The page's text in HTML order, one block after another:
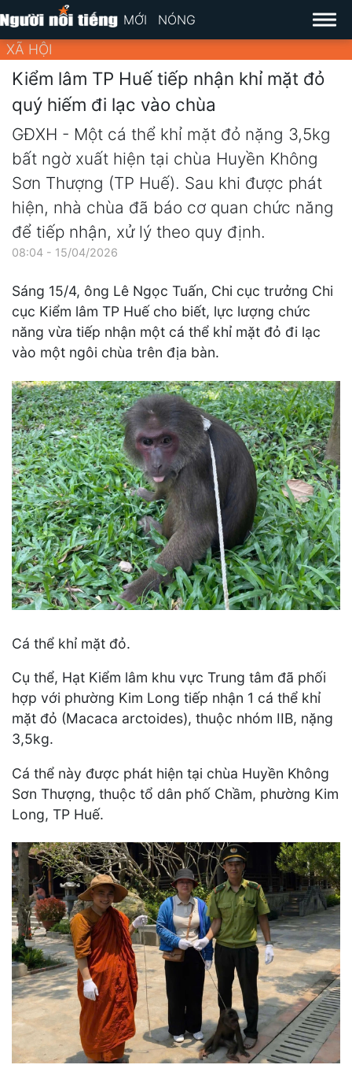
MỚI NÓNG
XÃ HỘI
Kiểm lâm TP Huế tiếp nhận khỉ mặt đỏ
quý hiếm đi lạc vào chùa
GĐXH - Một cá thể khỉ mặt đỏ nặng 3,5kg
bất ngờ xuất hiện tại chùa Huyền Không
Sơn Thượng (TP Huế). Sau khi được phát
hiện, nhà chùa đã báo cơ quan chức năng
để tiếp nhận, xử lý theo quy định.
08:04 - 15/04/2026
Sáng 15/4, ông Lê Ngọc Tuấn, Chi cục trưởng Chi
cục Kiểm lâm TP Huế cho biết, lực lượng chức
năng vừa tiếp nhận một cá thể khỉ mặt đỏ đi lạc
vào một ngôi chùa trên địa bàn.
Cá thể khỉ mặt đỏ.
Cụ thể, Hạt Kiểm lâm khu vực Trung tâm đã phối
hợp với phường Kim Long tiếp nhận 1 cá thể khỉ
mặt đỏ (Macaca arctoides), thuộc nhóm IIB, nặng
3,5kg.
Cá thể này được phát hiện tại chùa Huyền Không
Sơn Thượng, thuộc tổ dân phố Chầm, phường Kim
Long, TP Huế.